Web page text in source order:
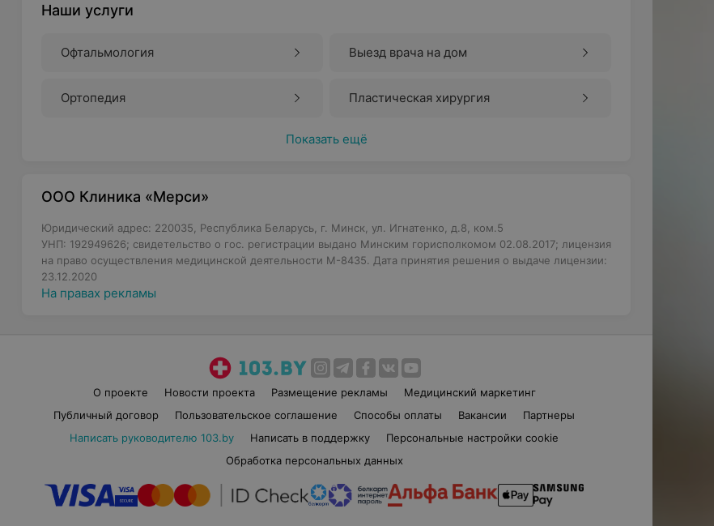
Наши услуги
Офтальмология Выезд врача на дом
Ортопедия Пластическая хирургия
Показать ещё
ООО Клиника «Мерси»
Юридический адрес: 220035, Республика Беларусь, г. Минск, ул. Игнатенко, д.8, ком.5
УНП: 192949626; свидетельство о гос. регистрации выдано Минским горисполкомом 02.08.2017; лицензия
на право осуществления медицинской деятельности M-8435. Дата принятия решения о выдаче лицензии:
23.12.2020
На правах рекламы
О проекте Новости проекта Размещение рекламы
Медицинский маркетинг
Публичный договор
Пользовательское соглашение Способы оплаты Вакансии
Партнеры
Написать руководителю 103.by
Написать в поддержку
Персональные настройки cookie
Обработка персональных данных